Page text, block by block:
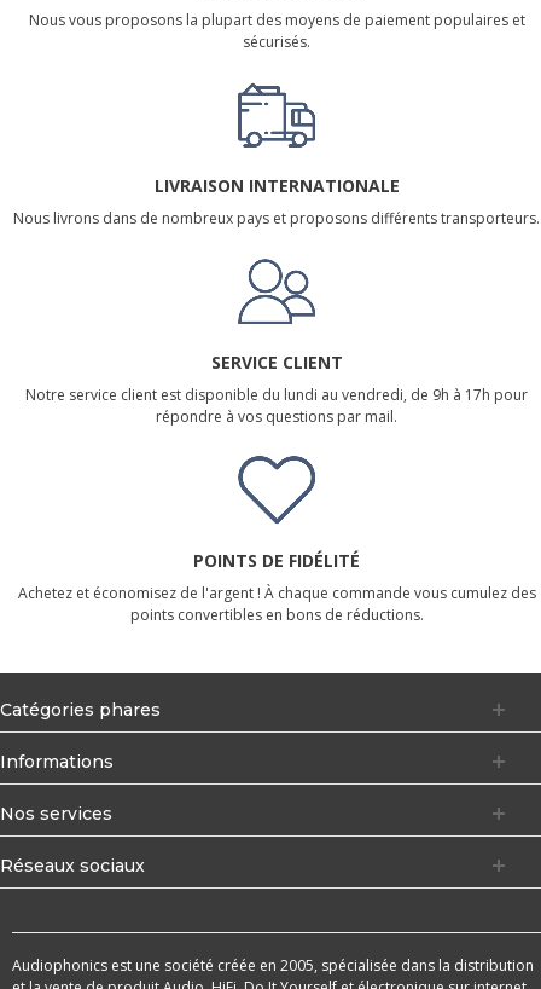
Nous vous proposons la plupart des moyens de paiement populaires et
sécurisés.
LIVRAISON INTERNATIONALE
Nous livrons dans de nombreux pays et proposons différents transporteurs.
SERVICE CLIENT
Notre service client est disponible du lundi au vendredi, de 9h à 17h pour
répondre à vos questions par mail.
POINTS DE FIDÉLITÉ
Achetez et économisez de l'argent ! À chaque commande vous cumulez des
points convertibles en bons de réductions.
Catégories phares
Informations
Nos services
Réseaux sociaux
Audiophonics est une société créée en 2005, spécialisée dans la distribution